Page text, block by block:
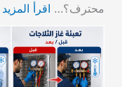
محترف؟… اقرأ المزيد